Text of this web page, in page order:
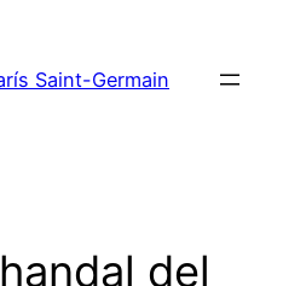
Saint-Germain
del